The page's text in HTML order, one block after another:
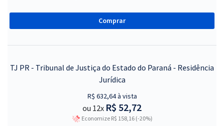
Comprar
TJ PR - Tribunal de Justiça do Estado do Paraná - Residência
Jurídica
R$ 632,64 à vista
ou 12x R$ 52,72
Economize R$ 158,16 (-20%)